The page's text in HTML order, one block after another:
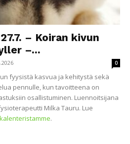
– Koiran kivun
–...
0
fyysistä kasvua ja kehitystä sekä
pennulle, kun tavoitteena on
osallistuminen. Luennoitsijana
Milka Tauru. Lue
.